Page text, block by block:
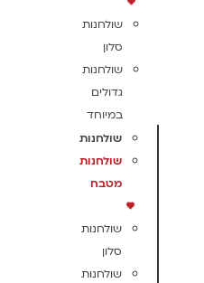
שולחנות
סלון
שולחנות
גדולים
במיוחד
שולחנות
שולחנות
מטבח
שולחנות
סלון
שולחנות